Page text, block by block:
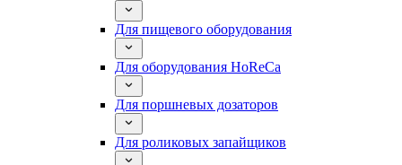
Для пищевого оборудования
Для оборудования HoReCa
Для поршневых дозаторов
Для роликовых запайщиков